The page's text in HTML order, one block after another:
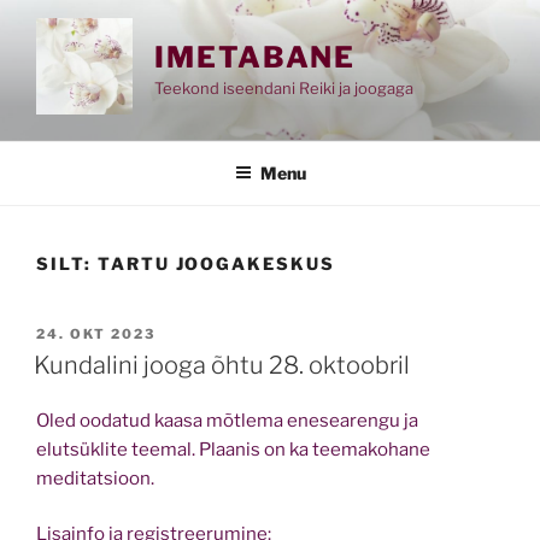
IMETABANE
Teekond iseendani Reiki ja joogaga
Menu
SILT: TARTU JOOGAKESKUS
POSTED
ON
24. OKT 2023
Kundalini jooga õhtu 28. oktoobril
Oled oodatud kaasa mõtlema enesearengu ja
elutsüklite teemal. Plaanis on ka teemakohane
meditatsioon.
Lisainfo ja registreerumine: